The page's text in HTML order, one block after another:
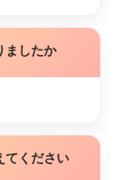
ましたか
てください